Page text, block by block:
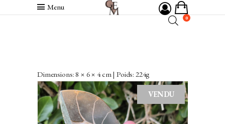
Menu
0
Dimensions: 8 × 6 × 4 cm | Poids: 224g
VENDU